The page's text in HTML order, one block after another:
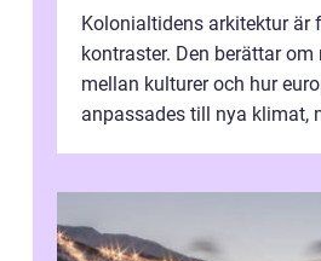
Kolonialtidens arkitektur är
kontraster. Den berättar om
mellan kulturer och hur
anpassades till nya klimat,